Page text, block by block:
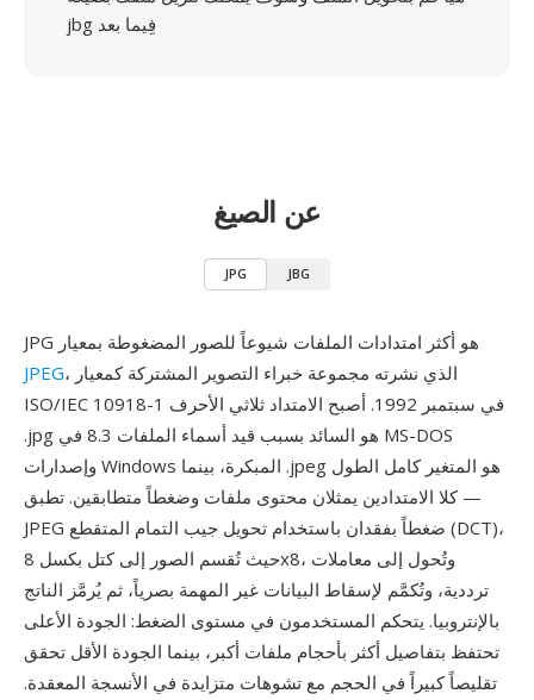
jbg فِيما بعد
عن الصيغ
JPG JBG
JPG هو أكثر امتدادات الملفات شيوعاً للصور المضغوطة بمعيار
JPEG، الذي نشرته مجموعة خبراء التصوير المشتركة كمعيار
ISO/IEC 10918-1 في سبتمبر 1992. أصبح الامتداد ثلاثي الأحرف
.jpg هو السائد بسبب قيد أسماء الملفات 8.3 في MS-DOS
وإصدارات Windows المبكرة، بينما .jpeg هو المتغير كامل الطول
— كلا الامتدادين يمثلان محتوى ملفات وضغطاً متطابقين. تطبق
JPEG ضغطاً بفقدان باستخدام تحويل جيب التمام المتقطع (DCT)،
حيث تُقسم الصور إلى كتل بكسل 8x8، وتُحول إلى معاملات
ترددية، وتُكمَّم لإسقاط البيانات غير المهمة بصرياً، ثم يُرمَّز الناتج
بالإنتروبيا. يتحكم المستخدمون في مستوى الضغط: الجودة الأعلى
تحتفظ بتفاصيل أكثر بأحجام ملفات أكبر، بينما الجودة الأقل تحقق
تقليصاً كبيراً في الحجم مع تشوهات متزايدة في الأنسجة المعقدة.